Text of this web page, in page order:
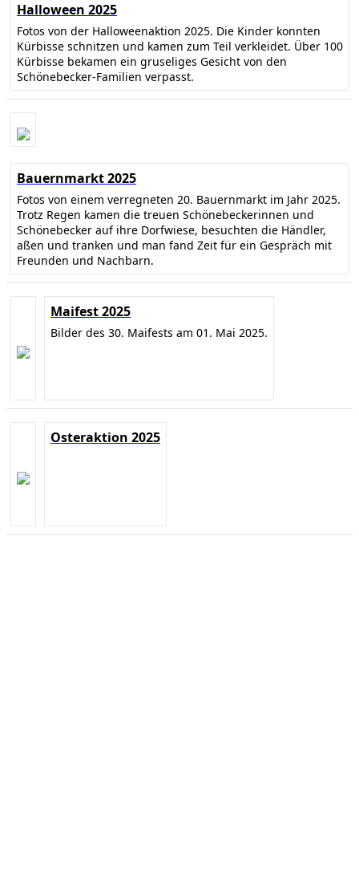
Halloween 2025
Fotos von der Halloweenaktion 2025. Die Kinder konnten
Kürbisse schnitzen und kamen zum Teil verkleidet. Über 100
Kürbisse bekamen ein gruseliges Gesicht von den
Schönebecker-Familien verpasst.
Bauernmarkt 2025
Fotos von einem verregneten 20. Bauernmarkt im Jahr 2025.
Trotz Regen kamen die treuen Schönebeckerinnen und
Schönebecker auf ihre Dorfwiese, besuchten die Händler,
aßen und tranken und man fand Zeit für ein Gespräch mit
Freunden und Nachbarn.
Maifest 2025
Bilder des 30. Maifests am 01. Mai 2025.
Osteraktion 2025